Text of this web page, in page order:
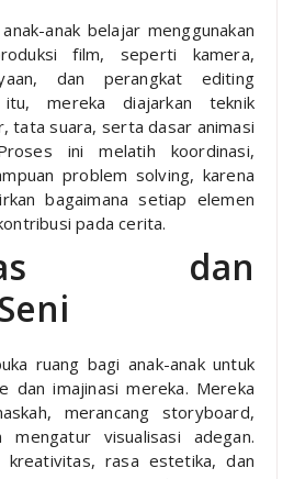
anak belajar menggunakan
film, seperti kamera,
dan perangkat editing
itu, mereka diajarkan teknik
tata suara, serta dasar animasi
ini melatih koordinasi,
problem solving, karena
bagaimana setiap elemen
pada cerita.
dan
ruang bagi anak-anak untuk
dan imajinasi mereka. Mereka
merancang storyboard,
mengatur visualisasi adegan.
kreativitas, rasa estetika, dan